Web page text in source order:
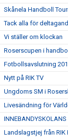
Skånela Handboll
Tack alla för
Vi ställer om klockan
Roserscupen i
Fotbollsavslutning
Nytt på RIK TV
Ungdoms SM i
Livesändning för
Landslagstjej från